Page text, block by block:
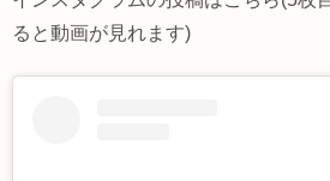
ると動画が見れます)